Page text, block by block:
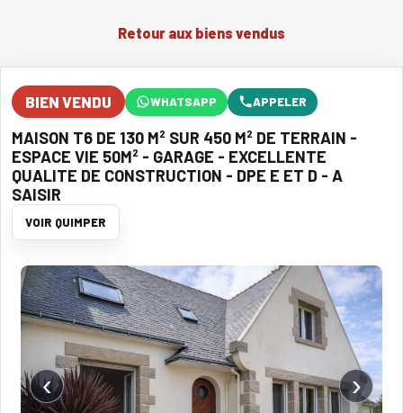
Retour aux biens vendus
BIEN VENDU WHATSAPP APPELER
MAISON T6 DE 130 M² SUR 450 M² DE TERRAIN -
ESPACE VIE 50M² - GARAGE - EXCELLENTE
QUALITE DE CONSTRUCTION - DPE E ET D - A
SAISIR
VOIR QUIMPER
‹ ›